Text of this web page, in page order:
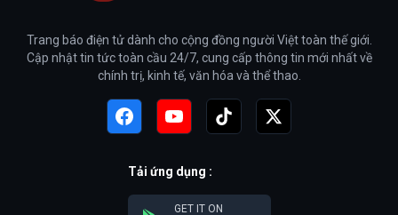
Trang báo điện tử dành cho cộng đồng người Việt toàn thế giới.
Cập nhật tin tức toàn cầu 24/7, cung cấp thông tin mới nhất về
chính trị, kinh tế, văn hóa và thể thao.
Tải ứng dụng :
GET IT ON